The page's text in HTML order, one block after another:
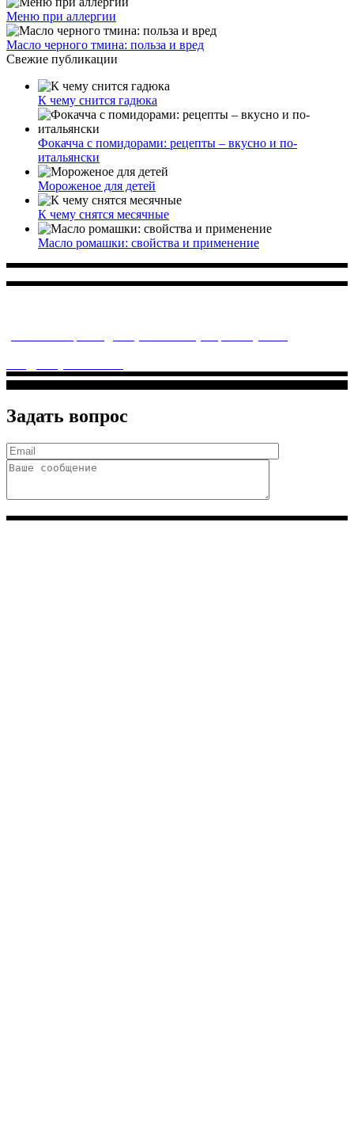
Меню при аллергии
Масло черного тмина: польза и вред
Свежие публикации
К чему снится гадюка
Фокачча с помидорами: рецепты – вкусно и по-
итальянски
Мороженое для детей
К чему снятся месячные
Масло ромашки: свойства и применение
Задать вопрос